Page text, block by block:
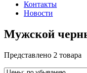
Контакты
Новости
Мужской
Представлено 2 товара